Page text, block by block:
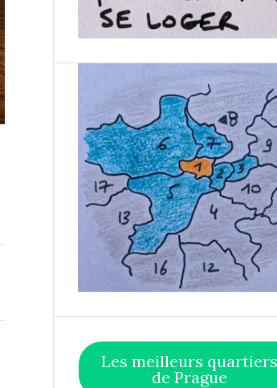
Les meilleurs quartiers
de Prague